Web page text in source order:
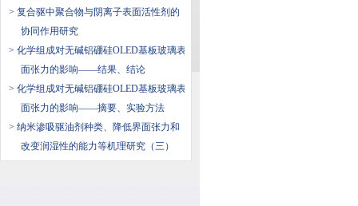
> 复合驱中聚合物与阴离子表面活性剂的
协同作用研究
> 化学组成对无碱铝硼硅OLED基板玻璃表
面张力的影响——结果、结论
> 化学组成对无碱铝硼硅OLED基板玻璃表
面张力的影响——摘要、实验方法
> 纳米渗吸驱油剂种类、降低界面张力和
改变润湿性的能力等机理研究（三）